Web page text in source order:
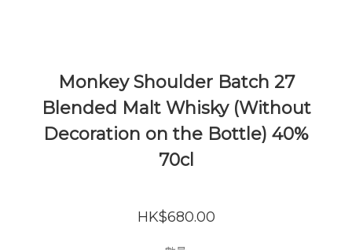
Monkey Shoulder Batch 27
Blended Malt Whisky (Without
Decoration on the Bottle) 40%
70cl
HK$680.00